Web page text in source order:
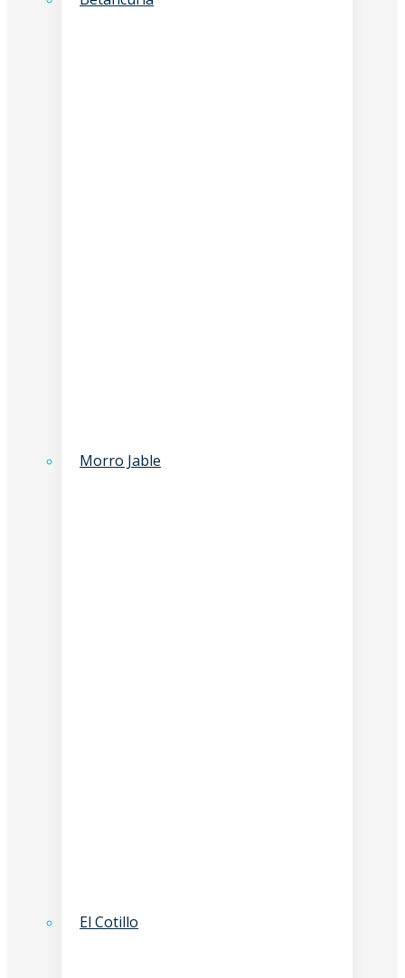
Morro Jable
El Cotillo